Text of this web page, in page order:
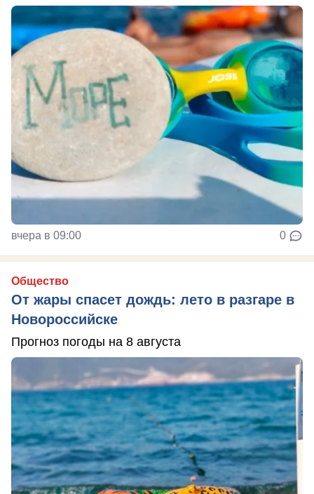
вчера в 09:00 0
Общество
От жары спасет дождь: лето в разгаре в
Новороссийске
Прогноз погоды на 8 августа